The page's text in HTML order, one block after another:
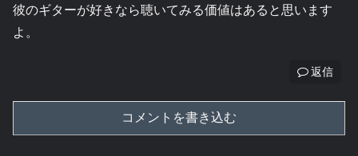
彼のギターが好きなら聴いてみる価値はあると思います
よ。
返信
コメントを書き込む